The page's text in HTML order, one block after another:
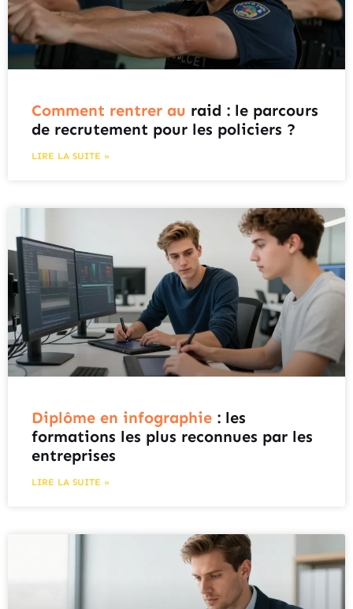
Comment rentrer au raid : le parcours
de recrutement pour les policiers ?
LIRE LA SUITE »
Diplôme en infographie : les
formations les plus reconnues par les
entreprises
LIRE LA SUITE »